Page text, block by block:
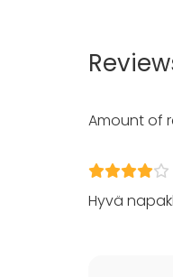
Amount of
Hyvä